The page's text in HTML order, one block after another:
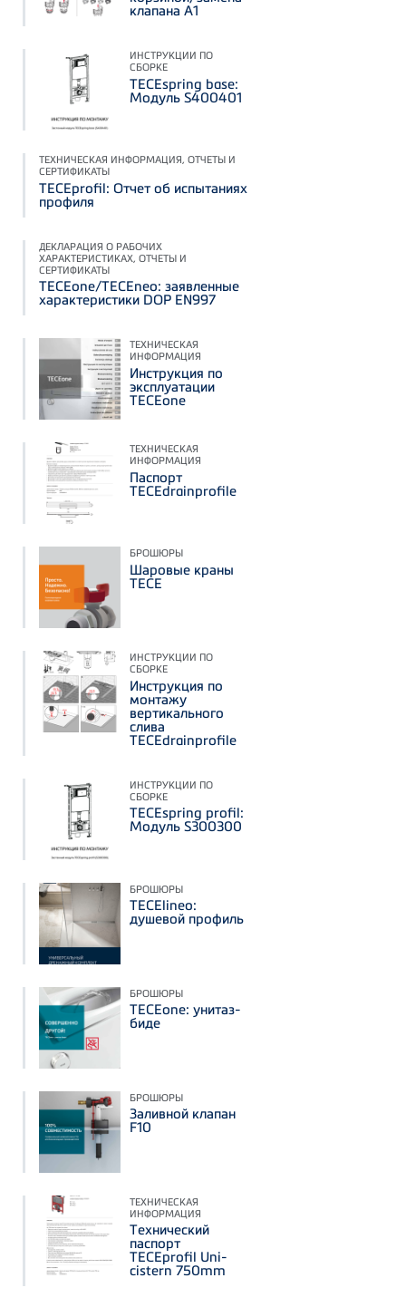
клапана А1
ИНСТРУКЦИИ ПО
СБОРКЕ
TECEspring base:
Модуль S400401
ТЕХНИЧЕСКАЯ ИНФОРМАЦИЯ, ОТЧЕТЫ И
СЕРТИФИКАТЫ
TECEprofil: Отчет об испытаниях
профиля
ДЕКЛАРАЦИЯ О РАБОЧИХ
ХАРАКТЕРИСТИКАХ, ОТЧЕТЫ И
СЕРТИФИКАТЫ
TECEone/TECEneo: заявленные
характеристики DOP EN997
ТЕХНИЧЕСКАЯ
ИНФОРМАЦИЯ
Инструкция по
эксплуатации
TECEone
ТЕХНИЧЕСКАЯ
ИНФОРМАЦИЯ
Паспорт
TECEdrainprofile
БРОШЮРЫ
Шаровые краны
TECE
ИНСТРУКЦИИ ПО
СБОРКЕ
Инструкция по
монтажу
вертикального
слива
TECEdrainprofile
ИНСТРУКЦИИ ПО
СБОРКЕ
TECEspring profil:
Модуль S300300
БРОШЮРЫ
TECElineo:
душевой профиль
БРОШЮРЫ
TECEone: унитаз-
биде
БРОШЮРЫ
Заливной клапан
F10
ТЕХНИЧЕСКАЯ
ИНФОРМАЦИЯ
Технический
паспорт
TECEprofil Uni-
cistern 750mm